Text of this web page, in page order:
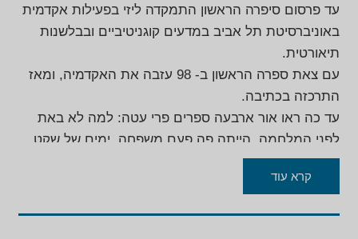
עד פרסום סיפרה הראשון התמקדה ליזי בפעילות אקדמית
באוניברסיטת תל אביב במדעים קוגניטיביים ובבלשנות
תיאורטית.
עם צאת ספרה הראשון ב- 98 עזבה את האקדמיה, ומאז
התרכזה בכתיבה.
עד כה ראו אור ארבעה ספרים פרי עטה: למה לא באת
לפני המלחמה, הייתה פה פעם משפחה, ימים של שקט
והתחלה של משהו יפה.
בספריה מתארת ליזי את ילדותה ונעוריה, משרטטת את
קרא עוד